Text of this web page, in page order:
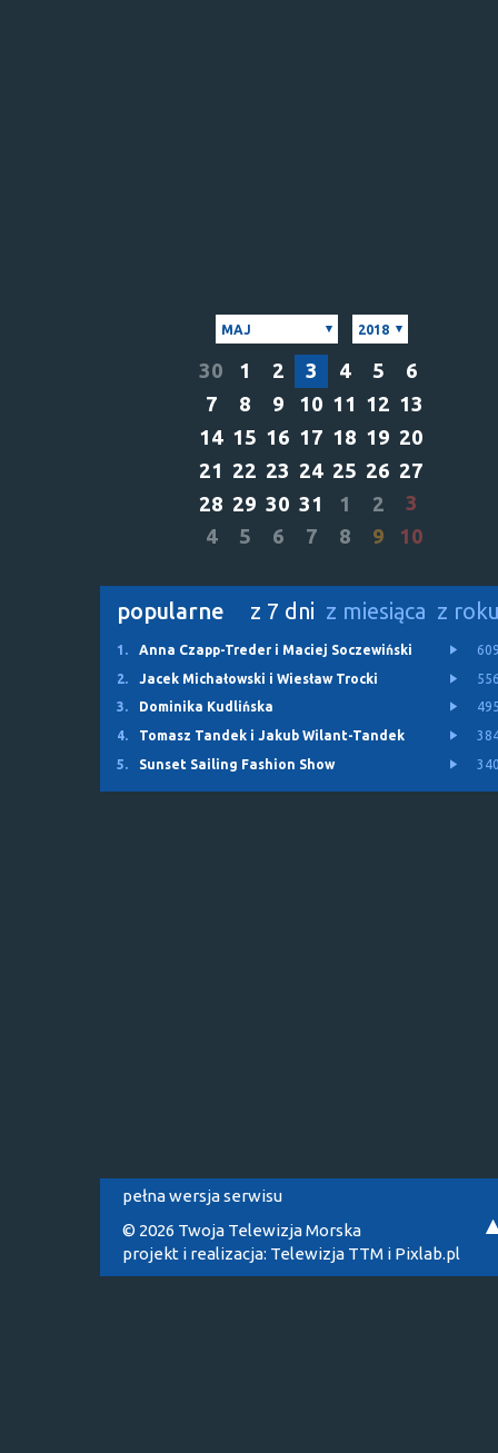
MAJ 2018
30 1 2 3 4 5
6
7
8 9 10 11 12 13
14 15 16 17 18 19 20
21 22 23 24 25 26 27
28 29 30 31 1 2
3
4
5 6 7 8 9 10
popularne z 7 dni z miesiąca z
1. Anna Czapp-Treder i Maciej Soczewiński
2.
Jacek Michałowski i Wiesław Trocki
3.
Dominika Kudlińska
4.
Tomasz Tandek i Jakub Wilant-Tandek
5.
Sunset Sailing Fashion Show
pełna wersja serwisu
© 2026 Twoja Telewizja Morska
projekt i realizacja: Telewizja TTM i Pixlab.pl